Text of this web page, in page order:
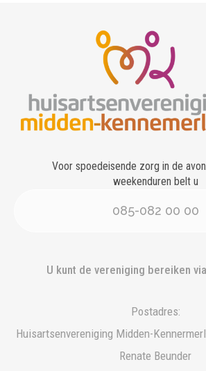
Voor spoedeisende zorg in de
weekenduren belt u
085-082 00 00
U kunt de vereniging bereiken
Postadres:
Huisartsenvereniging Midden-
Renate Beunder